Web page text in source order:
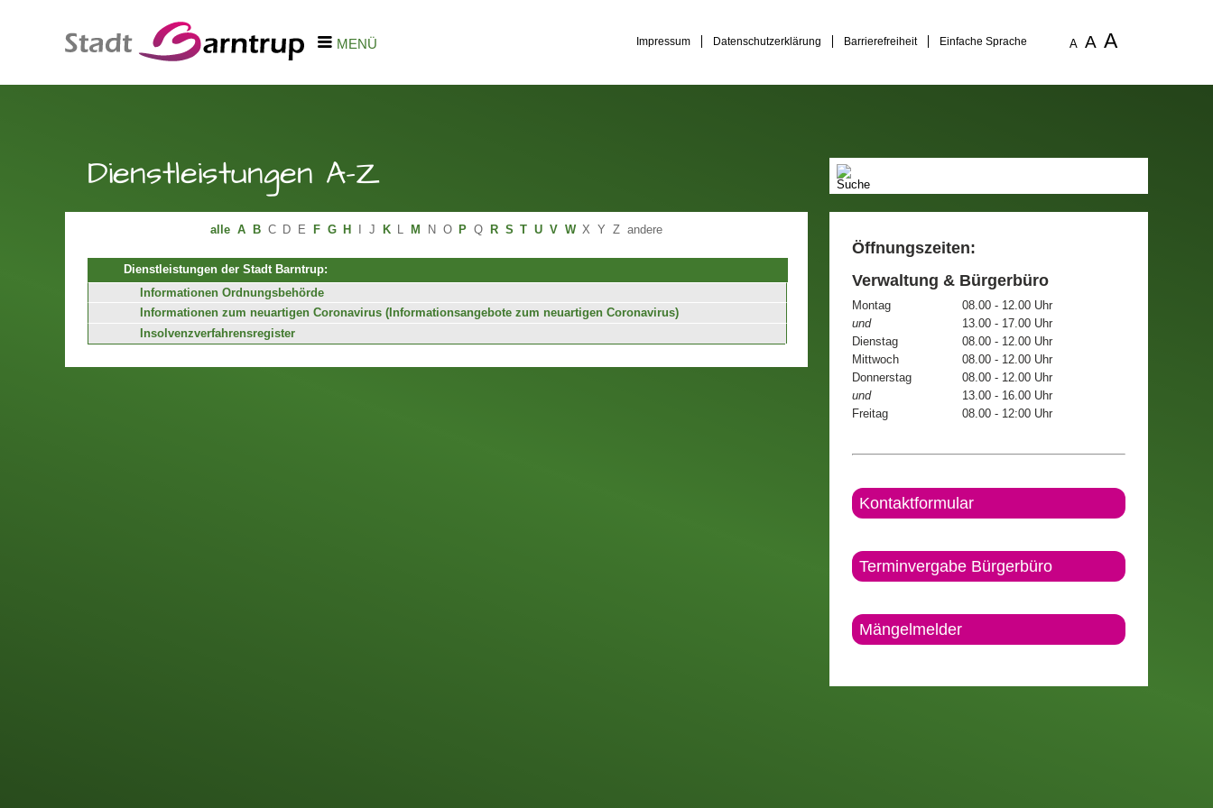
MENÜ Impressum Datenschutzerklärung Barrierefreiheit Einfache Sprache A A A
Dienstleistungen A-Z
alle A B C D E F G H J K M N O P Q R S T U V W X Y Z andere
Dienstleistungen der Stadt Barntrup:
Informationen Ordnungsbehörde
Informationen zum neuartigen Coronavirus (Informationsangebote zum neuartigen Coronavirus)
Insolvenzverfahrensregister
Öffnungszeiten:
Verwaltung & Bürgerbüro
Montag
08.00 - 12.00 Uhr
und
13.00 - 17.00 Uhr
Dienstag
08.00 - 12.00 Uhr
Mittwoch
08.00 - 12.00 Uhr
Donnerstag
08.00 - 12.00 Uhr
und
13.00 - 16.00 Uhr
Freitag
08.00 - 12:00 Uhr
Kontaktformular
Terminvergabe Bürgerbüro
Mängelmelder